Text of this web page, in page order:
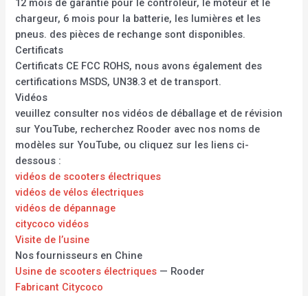
12 mois de garantie pour le contrôleur, le moteur et le
chargeur, 6 mois pour la batterie, les lumières et les
pneus. des pièces de rechange sont disponibles.
Certificats
Certificats CE FCC ROHS, nous avons également des
certifications MSDS, UN38.3 et de transport.
Vidéos
veuillez consulter nos vidéos de déballage et de révision
sur YouTube, recherchez Rooder avec nos noms de
modèles sur YouTube, ou cliquez sur les liens ci-
dessous :
vidéos de scooters électriques
vidéos de vélos électriques
vidéos de dépannage
citycoco vidéos
Visite de l’usine
Nos fournisseurs en Chine
Usine de scooters électriques — Rooder
Fabricant Citycoco